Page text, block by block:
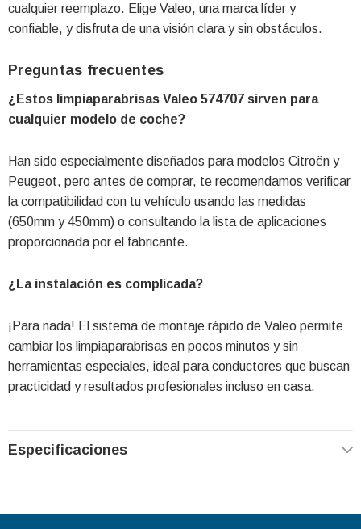
cualquier reemplazo. Elige Valeo, una marca líder y
confiable, y disfruta de una visión clara y sin obstáculos.
Preguntas frecuentes
¿Estos limpiaparabrisas Valeo 574707 sirven para
cualquier modelo de coche?
Han sido especialmente diseñados para modelos Citroën y
Peugeot, pero antes de comprar, te recomendamos verificar
la compatibilidad con tu vehículo usando las medidas
(650mm y 450mm) o consultando la lista de aplicaciones
proporcionada por el fabricante.
¿La instalación es complicada?
¡Para nada! El sistema de montaje rápido de Valeo permite
cambiar los limpiaparabrisas en pocos minutos y sin
herramientas especiales, ideal para conductores que buscan
practicidad y resultados profesionales incluso en casa.
Especificaciones